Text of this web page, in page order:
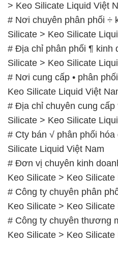
> Keo Silicate Liquid Việt
# Nơi chuyên phân phối ÷
Silicate > Keo Silicate
# Địa chỉ phân phối ¶ kinh
Silicate > Keo Silicate
# Nơi cung cấp • phân
Keo Silicate Liquid Việt
# Địa chỉ chuyên cung cấp
Silicate > Keo Silicate
# Cty bán √ phân phối
Silicate Liquid Việt Nam
# Đơn vị chuyên kinh
Keo Silicate > Keo Silicate
# Công ty chuyên phân
Keo Silicate > Keo Silicate
# Công ty chuyên thương
Keo Silicate > Keo Silicate